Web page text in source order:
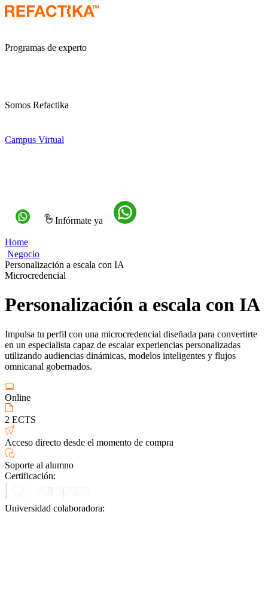
Programas de experto
Somos Refactika
Campus Virtual
Infórmate ya
Home
Negocio
Personalización a escala con IA
Microcredencial
Personalización a escala con IA
Impulsa tu perfil con una microcredencial diseñada para convertirte
en un especialista capaz de escalar experiencias personalizadas
utilizando audiencias dinámicas, modelos inteligentes y flujos
omnicanal gobernados.
Online
2 ECTS
Acceso directo desde el momento de compra
Soporte al alumno
Certificación:
Universidad colaboradora: